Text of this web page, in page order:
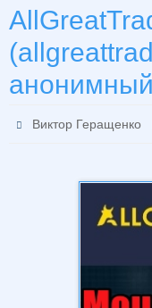
Виктор Геращенко